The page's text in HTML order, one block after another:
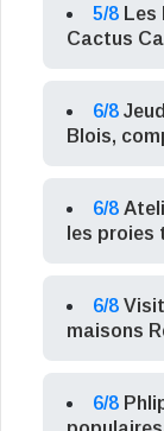
5/8 Les
Cactus
6/8
Blois,
6/8
les
6/8
maisons
6/8